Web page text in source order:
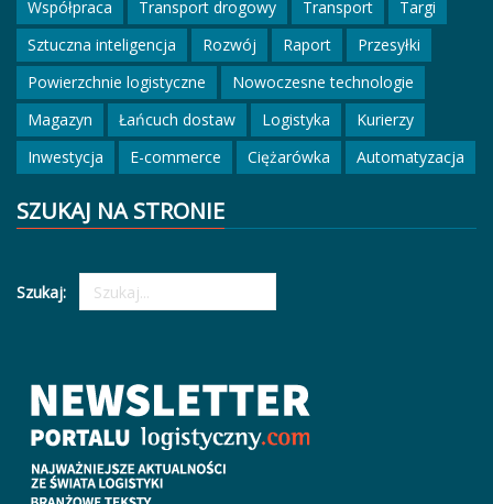
Współpraca Transport drogowy Transport
Targi
Sztuczna inteligencja
Rozwój Raport
Przesyłki
Powierzchnie logistyczne
Nowoczesne technologie
Magazyn
Łańcuch dostaw Logistyka
Kurierzy
Inwestycja
E-commerce Ciężarówka Automatyzacja
SZUKAJ NA STRONIE
Szukaj: